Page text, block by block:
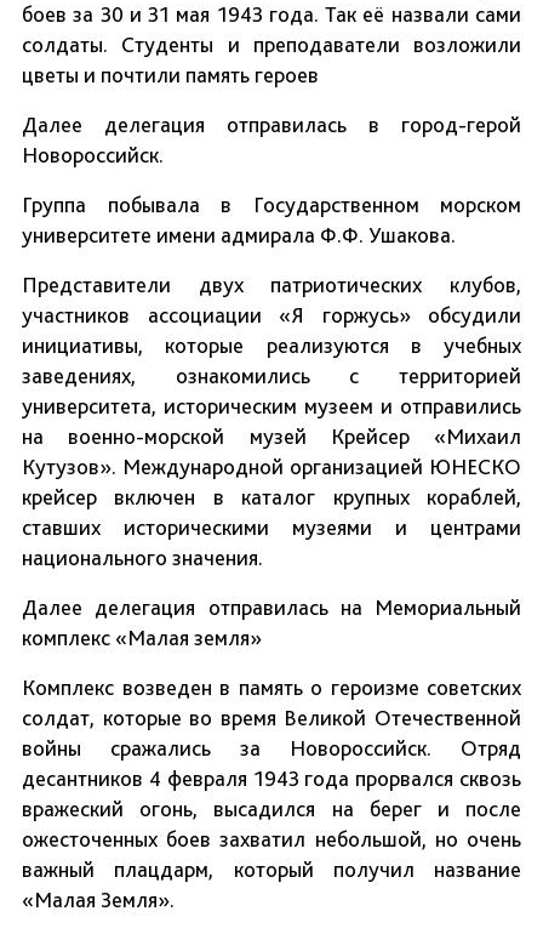
боев за 30 и 31 мая 1943 года. Так её назвали сами
солдаты. Студенты и преподаватели возложили
цветы и почтили память героев
Далее делегация отправилась в город-герой
Новороссийск.
Группа побывала в Государственном морском
университете имени адмирала Ф.Ф. Ушакова.
Представители двух патриотических клубов,
участников ассоциации «Я горжусь» обсудили
инициативы, которые реализуются в учебных
заведениях, ознакомились с территорией
университета, историческим музеем и отправились
на военно-морской музей Крейсер «Михаил
Кутузов». Международной организацией ЮНЕСКО
крейсер включен в каталог крупных кораблей,
ставших историческими музеями и центрами
национального значения.
Далее делегация отправилась на Мемориальный
комплекс «Малая земля»
Комплекс возведен в память о героизме советских
солдат, которые во время Великой Отечественной
войны сражались за Новороссийск. Отряд
десантников 4 февраля 1943 года прорвался сквозь
вражеский огонь, высадился на берег и после
ожесточенных боев захватил небольшой, но очень
важный плацдарм, который получил название
«Малая Земля».